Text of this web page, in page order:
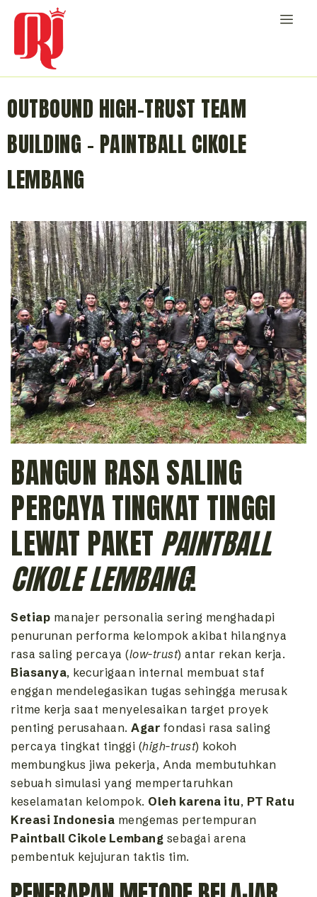
OUTBOUND HIGH-TRUST TEAM
BUILDING – PAINTBALL CIKOLE
LEMBANG
BANGUN RASA SALING
PERCAYA TINGKAT TINGGI
LEWAT PAKET PAINTBALL
CIKOLE LEMBANG!
Setiap manajer personalia sering menghadapi
penurunan performa kelompok akibat hilangnya
rasa saling percaya (low-trust) antar rekan kerja.
Biasanya, kecurigaan internal membuat staf
enggan mendelegasikan tugas sehingga merusak
ritme kerja saat menyelesaikan target proyek
penting perusahaan. Agar fondasi rasa saling
percaya tingkat tinggi (high-trust) kokoh
membungkus jiwa pekerja, Anda membutuhkan
sebuah simulasi yang mempertaruhkan
keselamatan kelompok. Oleh karena itu, PT Ratu
Kreasi Indonesia mengemas pertempuran
Paintball Cikole Lembang sebagai arena
pembentuk kejujuran taktis tim.